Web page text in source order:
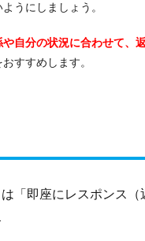
うにしましょう。
自分の状況に合わせて、
おすすめします。
「即座にレスポンス（